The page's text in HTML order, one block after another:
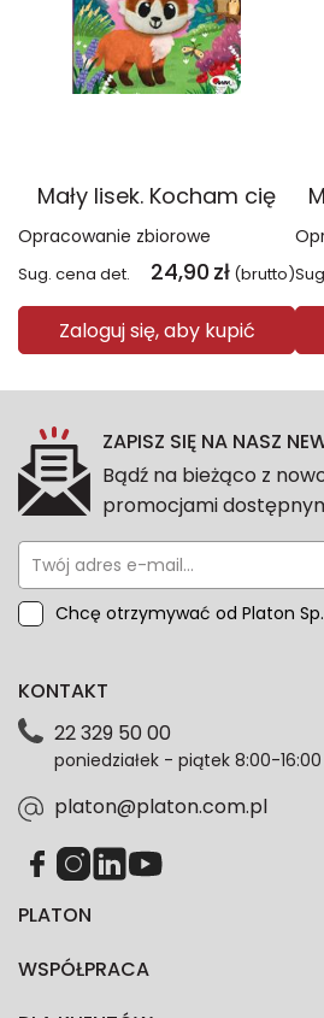
Mały lisek. Kocham cię
Opracowanie zbiorowe
Sug. cena det. 24,90 zł (brutto)
Zaloguj się, aby kupić
ZAPISZ SIĘ NA NASZ
Bądź na bieżąco z
promocjami
Chcę otrzymywać od Platon
przeze mnie adres e-mail
dotyczące danych osobowych
każdym czasie. Wycofanie
zgodność z prawem
PLATON
WSPÓŁPRACA
KONTAKT
22 329 50 00
poniedziałek - piątek 8:00-16:00
platon@platon.com.pl